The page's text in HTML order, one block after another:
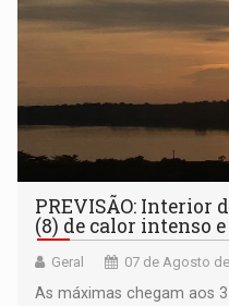
PREVISÃO: Interior
(8) de calor intenso
Geral 07 de Agosto
As máximas chegam aos